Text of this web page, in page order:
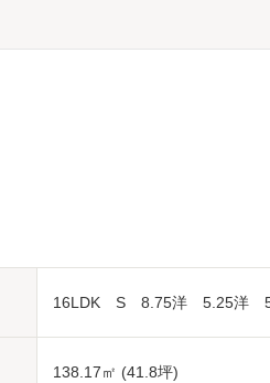
16LDK S 8.75洋 5.25洋
138.17㎡ (41.8坪)